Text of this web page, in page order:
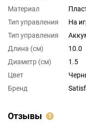
Материал
Тип управления
На
Тип управления
Длина (см)
10.0
Диаметр (см)
1.5
Цвет
Бренд
Отзывы 1